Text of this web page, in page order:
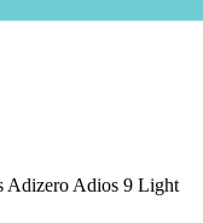
Adizero Adios 9 Light